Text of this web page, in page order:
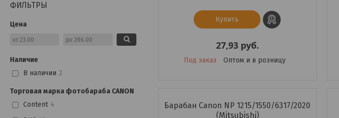
Купить
27,93 руб.
Под заказ Оптом и в розницу
Барабан Canon NP 1215/1550/6317/2020
(Mitsubishi)
ФИЛЬТРЫ
Цена
Наличие
В наличии 2
Торговая марка фотобараба CANON
Content 4